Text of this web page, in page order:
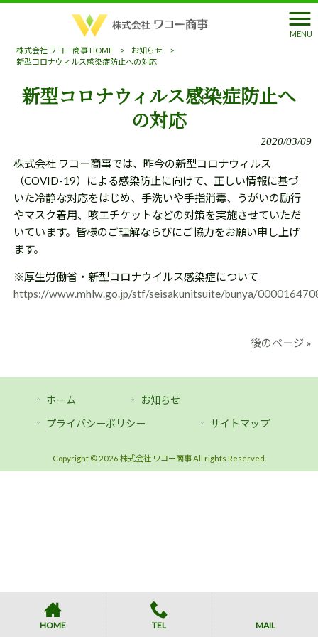
MENU
株式会社 ワコー商事 HOME
> お知らせ
>
新型コロナウィルス感染症防止への対応
新型コロナウィルス感染症防止へ
の対応
2020/03/09
株式会社 ワコー商事では、昨今の新型コロナウィルス
（COVID-19）による感染防止に向けて、正しい情報に基づ
いた冷静な対応をはじめ、手洗いや手指消毒、うがいの励行
やマスク着用、咳エチケットなどの対策を実施させていただ
いています。皆様のご理解ならびにご協力をお願い申し上げ
ます。
※厚生労働省・新型コロナウイルス感染症について
https://www.mhlw.go.jp/stf/seisakunitsuite/bunya/
後のページ »
ホーム
お知らせ
プライバシーポリシー
サイトマップ
Copyright © 2026 株式会社 ワコー商事 All rights Reserved.
HOME TEL MAIL